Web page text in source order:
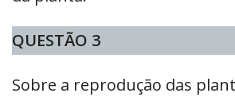
QUESTÃO 3
Sobre a reprodução das